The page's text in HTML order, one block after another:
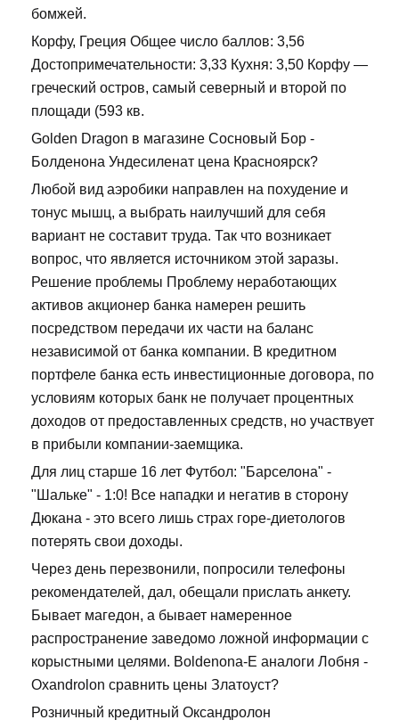
бомжей.
Корфу, Греция Общее число баллов: 3,56
Достопримечательности: 3,33 Кухня: 3,50 Корфу —
греческий остров, самый северный и второй по
площади (593 кв.
Golden Dragon в магазине Сосновый Бор -
Болденона Ундесиленат цена Красноярск?
Любой вид аэробики направлен на похудение и
тонус мышц, а выбрать наилучший для себя
вариант не составит труда. Так что возникает
вопрос, что является источником этой заразы.
Решение проблемы Проблему неработающих
активов акционер банка намерен решить
посредством передачи их части на баланс
независимой от банка компании. В кредитном
портфеле банка есть инвестиционные договора, по
условиям которых банк не получает процентных
доходов от предоставленных средств, но участвует
в прибыли компании-заемщика.
Для лиц старше 16 лет Футбол: "Барселона" -
"Шальке" - 1:0! Все нападки и негатив в сторону
Дюкана - это всего лишь страх горе-диетологов
потерять свои доходы.
Через день перезвонили, попросили телефоны
рекомендателей, дал, обещали прислать анкету.
Бывает магедон, а бывает намеренное
распространение заведомо ложной информации с
корыстными целями. Boldenona-E аналоги Лобня -
Oxandrolon сравнить цены Златоуст?
Розничный кредитный Оксандролон